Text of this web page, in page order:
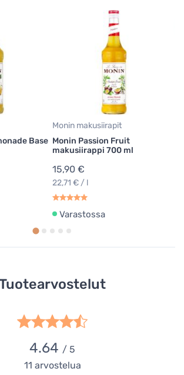
Base
Monin makusiirapit
Monin Passion Fruit
makusiirappi 700 ml
15,90 €
22,71 € / l
Varastossa
4.64 / 5
11 arvostelua